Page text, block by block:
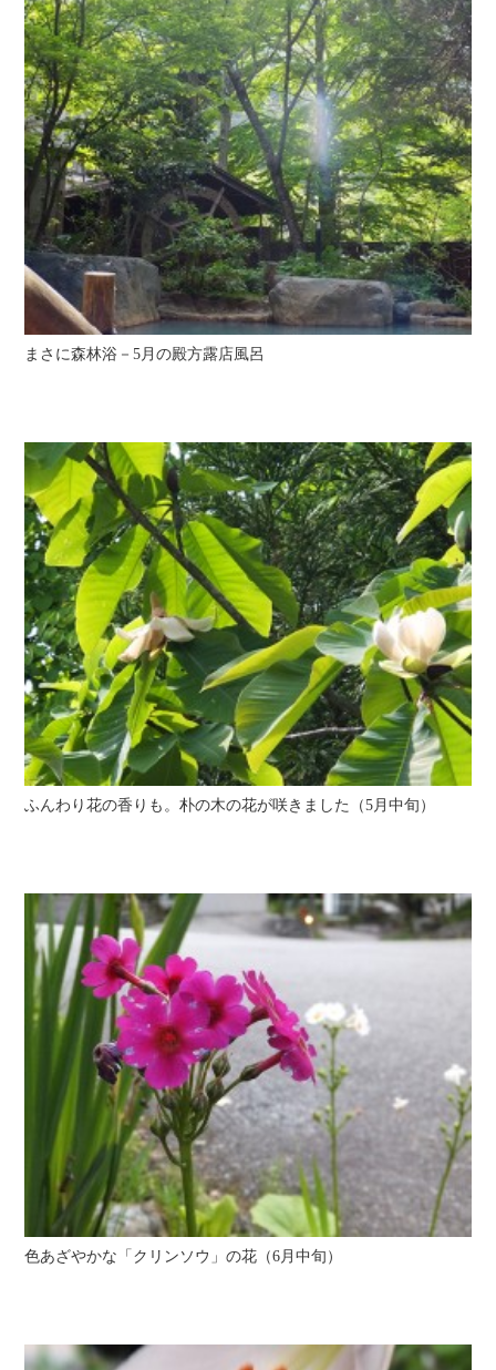
まさに森林浴－5月の殿方露店風呂
ふんわり花の香りも。朴の木の花が咲きました（5月中旬）
色あざやかな「クリンソウ」の花（6月中旬）